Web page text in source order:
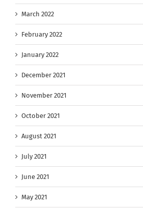
March 2022
February 2022
January 2022
December 2021
November 2021
October 2021
August 2021
July 2021
June 2021
May 2021